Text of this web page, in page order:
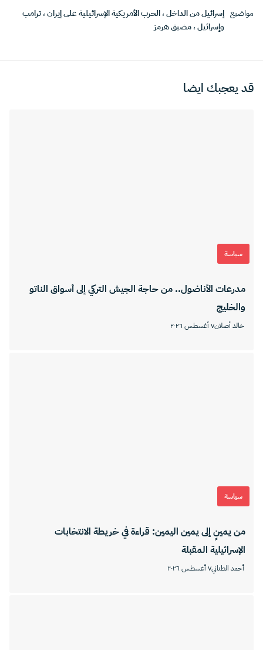
مواضيع إسرائيل من الداخل،الحرب الأمريكية الإسرائيلية على إيران،ترامب
وإسرائيل،مضيق هرمز
قد يعجبك ايضا
سياسة
مدرعات الأناضول.. من حاجة الجيش التركي إلى أسواق الناتو
والخليج
خالد أصلان٧ أغسطس ٢٠٢٦
سياسة
من يمينٍ إلى يمين اليمين: قراءة في خريطة الانتخابات
الإسرائيلية المقبلة
أحمد الطناني٧ أغسطس ٢٠٢٦